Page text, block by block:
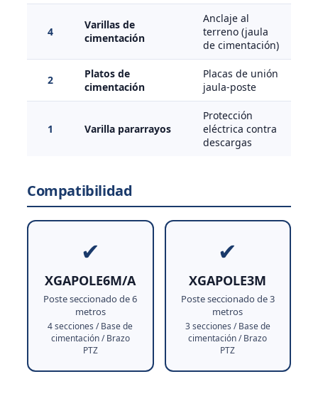
4
Varillas de
cimentación
Anclaje al
terreno (jaula
de cimentación)
2
Platos de
cimentación
Placas de unión
jaula-poste
1 Varilla pararrayos
Protección
eléctrica contra
descargas
Compatibilidad
✔
XGAPOLE6M/A
Poste seccionado de 6
metros
4 secciones / Base de
cimentación / Brazo
PTZ
✔
XGAPOLE3M
Poste seccionado de 3
metros
3 secciones / Base de
cimentación / Brazo
PTZ